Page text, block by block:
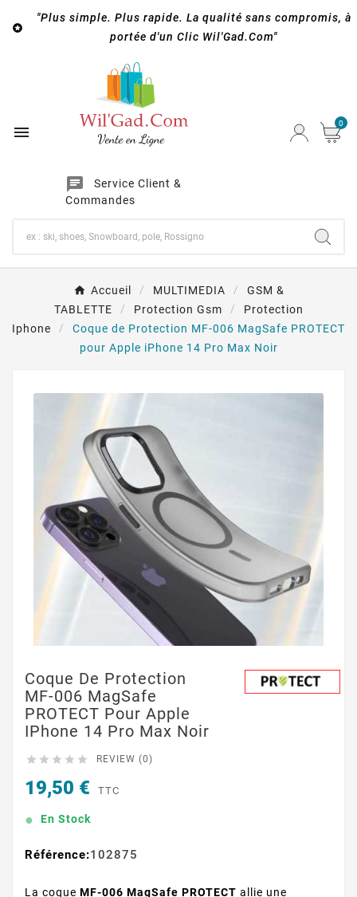

"Plus simple. Plus rapide. La qualité sans compromis, à
portée d'un Clic Wil'Gad.Com"

chat
Service Client &
Commandes
0
Accueil MULTIMEDIA
GSM &
TABLETTE
Protection Gsm
Protection
Iphone
Coque de Protection MF-006 MagSafe PROTECT
pour Apple iPhone 14 Pro Max Noir
Coque De Protection
MF-006 MagSafe
PROTECT Pour Apple
IPhone 14 Pro Max Noir
     REVIEW (0)
19,50 € TTC
En Stock
Référence:102875
La coque MF-006 MagSafe PROTECT allie une